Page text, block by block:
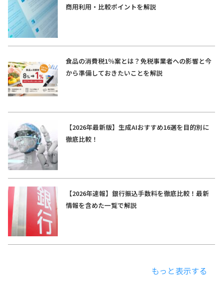
商用利用・比較ポイントを解説
食品の消費税1％案とは？免税事業者への影響と今
から準備しておきたいことを解説
【2026年最新版】生成AIおすすめ16選を目的別に
徹底比較！
【2026年速報】銀行振込手数料を徹底比較！最新
情報を含めた一覧で解説
もっと表示する